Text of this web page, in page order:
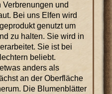
und
Bei uns Elfen wird
genutzt um
zu halten. Sie wird in
Sie ist bei
beliebt.
anders als
an der Oberfläche
Die Blumenblätter